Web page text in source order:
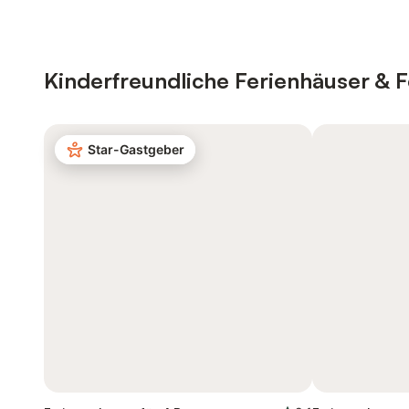
Kinderfreundliche Ferienhäuser &
Star-Gastgeber